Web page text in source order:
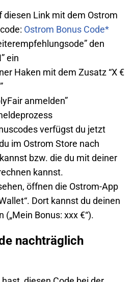
diesen Link mit dem Ostrom
Ostrom Bonus Code*
den
ein
Haken mit dem Zusatz “X €
anmelden”
verfügst du jetzt
im Ostrom Store nach
bzw. die du mit deiner
kannst.
öffnen die Ostrom-App
Dort kannst du deinen
Bonus: xxx €“).
nachträglich